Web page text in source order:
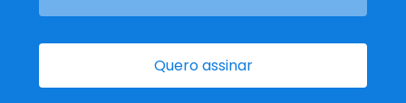
Quero assinar